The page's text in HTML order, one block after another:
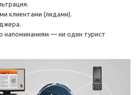
клиентами (лидами).
напоминаниям — ни один турист